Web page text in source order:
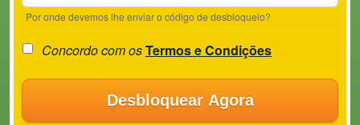
Por onde devemos lhe enviar o código de desbloqueio?
Concordo com osTermos e Condições
Desbloquear Agora